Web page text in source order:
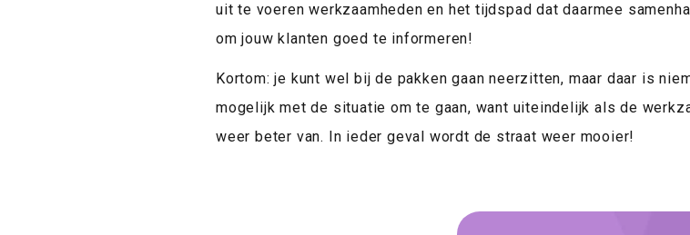
uit te voeren werkzaamheden en het tijdspad dat daarmee
om jouw klanten goed te informeren!
Kortom: je kunt wel bij de pakken gaan neerzitten, maar daar is
mogelijk met de situatie om te gaan, want uiteindelijk als de
weer beter van. In ieder geval wordt de straat weer mooier!